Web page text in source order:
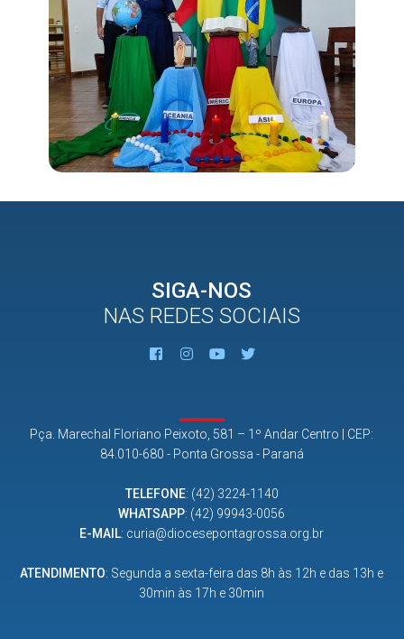
SIGA-NOS
NAS REDES SOCIAIS
Pça. Marechal Floriano Peixoto, 581 – 1º Andar Centro | CEP:
84.010-680 - Ponta Grossa - Paraná
TELEFONE: (42) 3224-1140
WHATSAPP: (42) 99943-0056
E-MAIL: curia@diocesepontagrossa.org.br
ATENDIMENTO: Segunda a sexta-feira das 8h às 12h e das 13h e
30min às 17h e 30min